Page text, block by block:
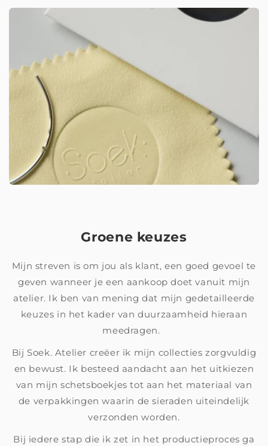
Groene keuzes
Mijn streven is om jou als klant, een goed gevoel te
geven wanneer je een aankoop doet vanuit mijn
atelier. Ik ben van mening dat mijn gedetailleerde
keuzes in het kader van duurzaamheid hieraan
meedragen.
Bij Soek. Atelier creëer ik mijn collecties zorgvuldig
en bewust. Ik besteed aandacht aan het uitkiezen
van mijn schetsboekjes tot aan het materiaal van
de verpakkingen waarin de sieraden uiteindelijk
verzonden worden.
Bij iedere stap die ik zet in het productieproces ga